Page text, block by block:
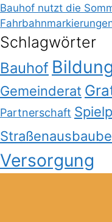
Bauhof nutzt die
Schlagwörter
Bauhof
Gemeinderat
Partnerschaft
Versorgung